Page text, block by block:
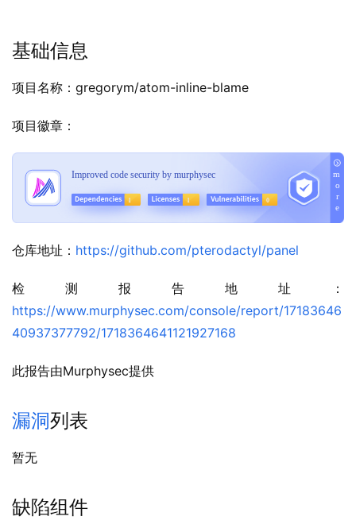
基础信息
项目名称：gregorym/atom-inline-blame
项目徽章：
仓库地址： https://github.com/pterodactyl/panel
检测报告地址：
https://www.murphysec.com/console/report/17183646
40937377792/1718364641121927168
此报告由Murphysec提供
漏洞列表
暂无
缺陷组件